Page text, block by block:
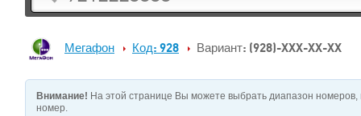
Мегафон Код: 928 Вариант: (928)-XXX-XX-XX
Внимание! На этой странице Вы можете выбрать диапазон
номер.